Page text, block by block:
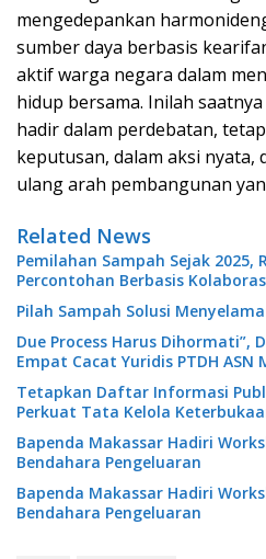
mengedepankan
sumber daya berbasis
aktif warga negara dalam
hidup bersama. Inilah
hadir dalam perdebatan,
keputusan, dalam aksi nyata,
ulang arah pembangunan
Related News
Pemilahan Sampah Sejak 2025,
Percontohan Berbasis
Pilah Sampah Solusi
Due Process Harus Dihormati”,
Empat Cacat Yuridis PTDH ASN
Tetapkan Daftar Informasi
Perkuat Tata Kelola
Bapenda Makassar Hadiri
Bendahara Pengeluaran
Bapenda Makassar Hadiri
Bendahara Pengeluaran